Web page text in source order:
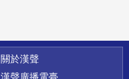
關於漢聲
漢聲廣播電臺